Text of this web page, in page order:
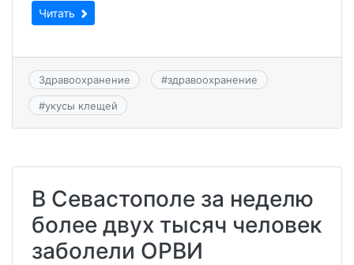
Читать
Здравоохранение #здравоохранение
#укусы клещей
В Севастополе за неделю
более двух тысяч человек
заболели ОРВИ